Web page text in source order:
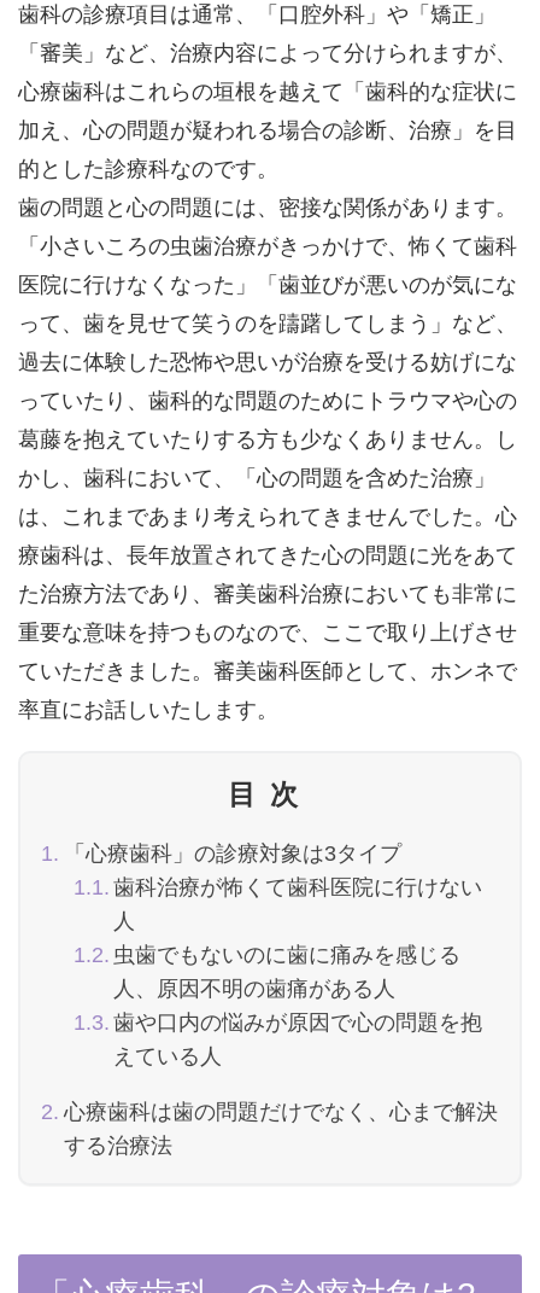
歯科の診療項目は通常、「口腔外科」や「矯正」
「審美」など、治療内容によって分けられますが、
心療歯科はこれらの垣根を越えて「歯科的な症状に
加え、心の問題が疑われる場合の診断、治療」を目
的とした診療科なのです。
歯の問題と心の問題には、密接な関係があります。
「小さいころの虫歯治療がきっかけで、怖くて歯科
医院に行けなくなった」「歯並びが悪いのが気にな
って、歯を見せて笑うのを躊躇してしまう」など、
過去に体験した恐怖や思いが治療を受ける妨げにな
っていたり、歯科的な問題のためにトラウマや心の
葛藤を抱えていたりする方も少なくありません。し
かし、歯科において、「心の問題を含めた治療」
は、これまであまり考えられてきませんでした。心
療歯科は、長年放置されてきた心の問題に光をあて
た治療方法であり、審美歯科治療においても非常に
重要な意味を持つものなので、ここで取り上げさせ
ていただきました。審美歯科医師として、ホンネで
率直にお話しいたします。
目次
「心療歯科」の診療対象は3タイプ
歯科治療が怖くて歯科医院に行けない
人
虫歯でもないのに歯に痛みを感じる
人、原因不明の歯痛がある人
歯や口内の悩みが原因で心の問題を抱
えている人
心療歯科は歯の問題だけでなく、心まで解決
する治療法